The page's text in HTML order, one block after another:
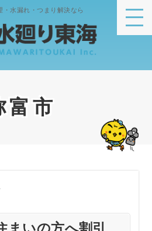
・水漏れ・つまり解決なら
富市
まいの方へ割引